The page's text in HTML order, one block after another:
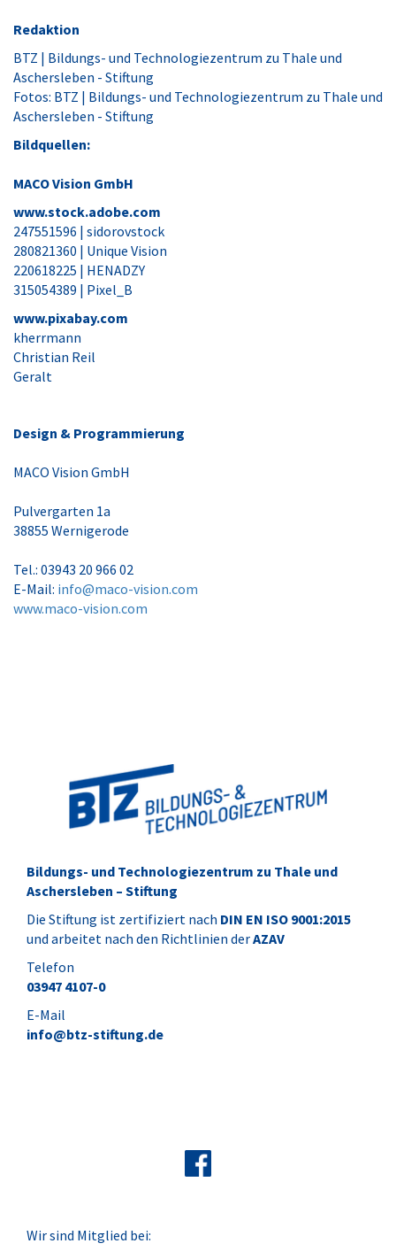
Redaktion
BTZ | Bildungs- und Technologiezentrum zu Thale und
Aschersleben - Stiftung
Fotos: BTZ | Bildungs- und Technologiezentrum zu Thale und
Aschersleben - Stiftung
Bildquellen:
MACO Vision GmbH
www.stock.adobe.com
247551596 | sidorovstock
280821360 | Unique Vision
220618225 | HENADZY
315054389 | Pixel_B
www.pixabay.com
kherrmann
Christian Reil
Geralt
Design & Programmierung
MACO Vision GmbH
Pulvergarten 1a
38855 Wernigerode
Tel.: 03943 20 966 02
E-Mail: info@maco-vision.com
www.maco-vision.com
Bildungs- und Technologiezentrum zu Thale und
Aschersleben – Stiftung
Die Stiftung ist zertifiziert nach DIN EN ISO 9001:2015
und arbeitet nach den Richtlinien derAZAV
Telefon
03947 4107-0
E-Mail
info@btz-stiftung.de
Wir sind Mitglied bei: